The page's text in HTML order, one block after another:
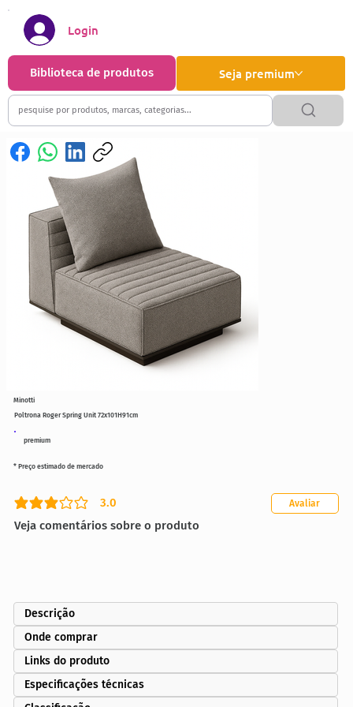
Seja premium
Biblioteca de produtos
Login
premium
Poltrona Roger Spring Unit 72x101H91cm
3.0
classificação média é 3 de 5
Veja comentários sobre o produto
Avaliar
* Preço estimado de mercado
Minotti
Descrição
Onde comprar
Links do produto
Especificações técnicas